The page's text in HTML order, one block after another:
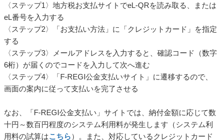
〈ステップ1〉地方税お支払サイトでeL-QRを読み取る、または
eL番号を入力する
〈ステップ2〉「お支払い方法」に「クレジットカード」を指定
する
〈ステップ3〉メールアドレスを入力すると、確認コード（数字
6桁）が届くのでコードを入力して次へ進む
〈ステップ4〉「F-REGI公金支払いサイト」に遷移するので、
画面の案内に従って支払いを完了させる
なお、「F-REGI公金支払い」サイトでは、納付金額に応じて数
十円～数百円程度のシステム利用料が発生します（システム利
用料の試算はこちら）。また、対応しているクレジットカード